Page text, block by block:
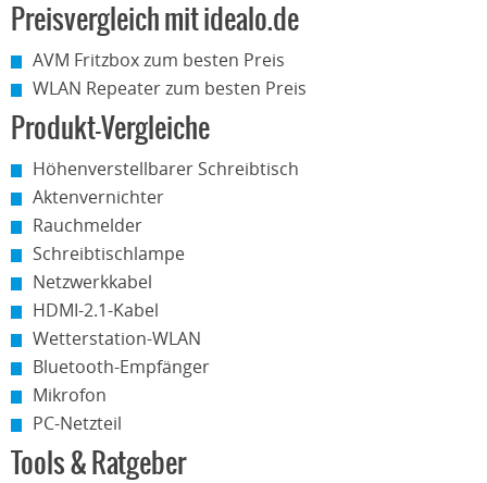
Preisvergleich mit idealo.de
AVM Fritzbox zum besten Preis
WLAN Repeater zum besten Preis
Produkt-Vergleiche
Höhenverstellbarer Schreibtisch
Aktenvernichter
Rauchmelder
Schreibtischlampe
Netzwerkkabel
HDMI-2.1-Kabel
Wetterstation-WLAN
Bluetooth-Empfänger
Mikrofon
PC-Netzteil
Tools & Ratgeber